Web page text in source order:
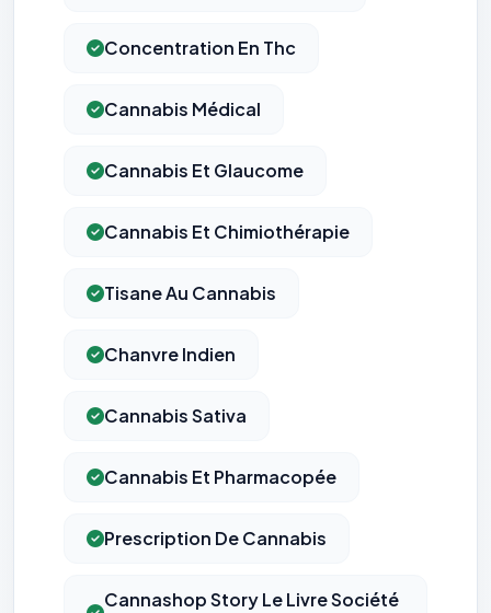
Concentration En Thc
Cannabis Médical
Cannabis Et Glaucome
Cannabis Et Chimiothérapie
Tisane Au Cannabis
Chanvre Indien
Cannabis Sativa
Cannabis Et Pharmacopée
Prescription De Cannabis
Cannashop Story Le Livre Société